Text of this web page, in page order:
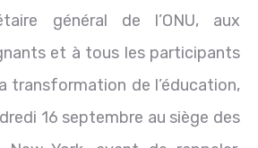
général de l’ONU, aux
et à tous les participants
transformation de l’éducation,
16 septembre au siège des